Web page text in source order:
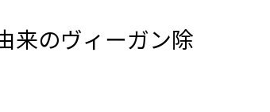
来のヴィーガン除